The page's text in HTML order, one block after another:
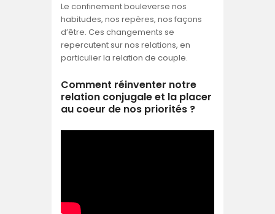
Le confinement bouleverse nos
habitudes, nos repères, nos façons
d’être. Ces changements se
repercutent sur nos relations, en
particulier la relation de couple.
Comment réinventer notre
relation conjugale et la placer
au coeur de nos priorités ?